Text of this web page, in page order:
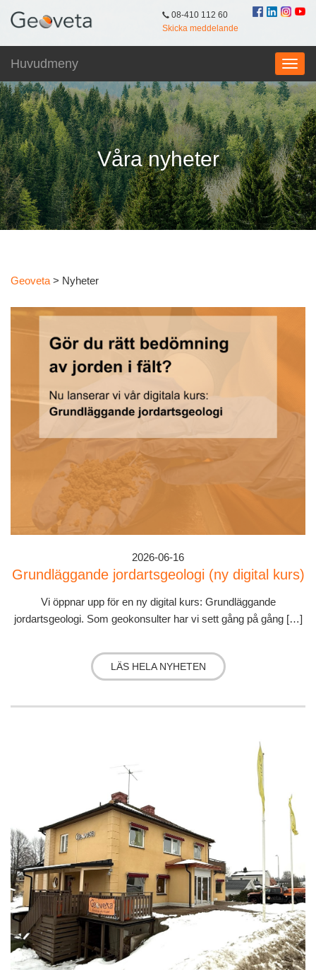
08-410 112 60
Skicka meddelande
Huvudmeny
Våra nyheter
Geoveta > Nyheter
2026-06-16
Grundläggande jordartsgeologi (ny digital kurs)
Vi öppnar upp för en ny digital kurs: Grundläggande
jordartsgeologi. Som geokonsulter har vi sett gång på gång […]
LÄS HELA NYHETEN